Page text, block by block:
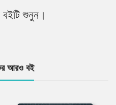
শুনুন।
আরও বই